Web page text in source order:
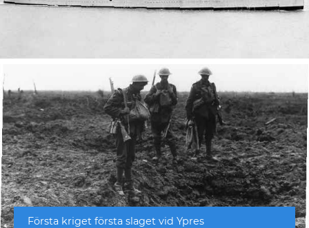
Första kriget första slaget vid Ypres